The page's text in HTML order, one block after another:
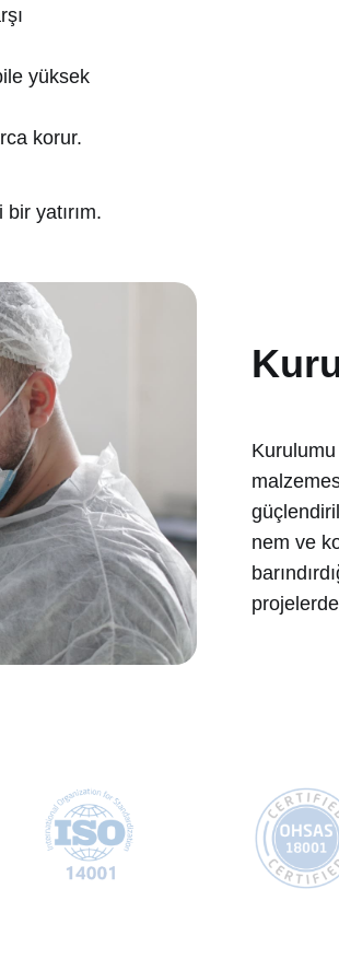
yüksek
korur.
yatırım.
nem ve